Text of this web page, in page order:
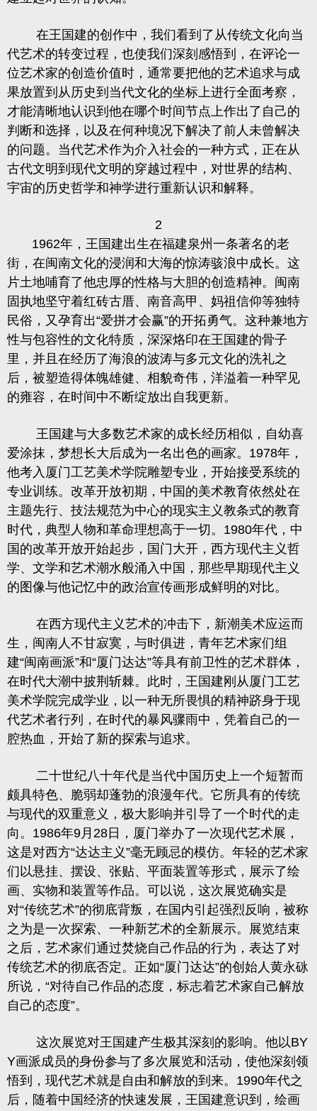
在王国建的创作中，我们看到了从传统文化向当
代艺术的转变过程，也使我们深刻感悟到，在评论一
位艺术家的创造价值时，通常要把他的艺术追求与成
果放置到从历史到当代文化的坐标上进行全面考察，
才能清晰地认识到他在哪个时间节点上作出了自己的
判断和选择，以及在何种境况下解决了前人未曾解决
的问题。当代艺术作为介入社会的一种方式，正在从
古代文明到现代文明的穿越过程中，对世界的结构、
宇宙的历史哲学和神学进行重新认识和解释。
2
1962年，王国建出生在福建泉州一条著名的老
街，在闽南文化的浸润和大海的惊涛骇浪中成长。这
片土地哺育了他忠厚的性格与大胆的创造精神。闽南
固执地坚守着红砖古厝、南音高甲、妈祖信仰等独特
民俗，又孕育出“爱拼才会赢”的开拓勇气。这种兼地方
性与包容性的文化特质，深深烙印在王国建的骨子
里，并且在经历了海浪的波涛与多元文化的洗礼之
后，被塑造得体魄雄健、相貌奇伟，洋溢着一种罕见
的雍容，在时间中不断绽放出自我更新。
王国建与大多数艺术家的成长经历相似，自幼喜
爱涂抹，梦想长大后成为一名出色的画家。 1978年，
他考入厦门工艺美术学院雕塑专业，开始接受系统的
专业训练。改革开放初期，中国的美术教育依然处在
主题先行、技法规范为中心的现实主义教条式的教育
时代，典型人物和革命理想高于一切。 1980年代，中
国的改革开放开始起步，国门大开，西方现代主义哲
学、文学和艺术潮水般涌入中国，那些早期现代主义
的图像与他记忆中的政治宣传画形成鲜明的对比。
在西方现代主义艺术的冲击下， 新潮美术应运而
生，闽南人不甘寂寞，与时俱进，青年艺术家们组
建“闽南画派”和“厦门达达”等具有前卫性的艺术群体，
在时代大潮中披荆斩棘。此时，王国建刚从厦门工艺
美术学院完成学业，以一种无所畏惧的精神跻身于现
代艺术者行列，在时代的暴风骤雨中，凭着自己的一
腔热血，开始了新的探索与追求。
二十世纪八十年代是当代中国历史上一个短暂而
颇具特色、脆弱却蓬勃的浪漫年代。它所具有的传统
与现代的双重意义，极大影响并引导了一个时代的走
向。 1986年9月 28 日，厦门举办了一次现代艺术展，
这是对西方“达达主义”毫无顾忌的模仿。年轻的艺术家
们以悬挂、摆设、张贴、平面装置等形式，展示了绘
画、实物和装置等作品。可以说，这次展览确实是
对“传统艺术”的彻底背叛，在国内引起强烈反响，被称
之为是一次探索、一种新艺术的全新展示。展览结束
之后，艺术家们通过焚烧自己作品的行为，表达了对
传统艺术的彻底否定。正如“厦门达达”的创始人黄永砯
所说， “对待自己作品的态度，标志着艺术家自己解放
自己的态度”。
这次展览对王国建产生极其深刻的影响。他以BY
Y画派成员的身份参与了多次展览和活动，使他深刻领
悟到，现代艺术就是自由和解放的到来。 1990年代之
后，随着中国经济的快速发展，王国建意识到，绘画